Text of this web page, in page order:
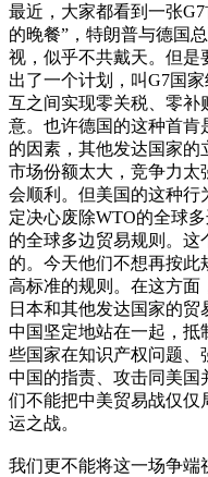
最近，大家都看到一张
的晚餐”，特朗普与德国
视，似乎不共戴天。但是
出了一个计划，叫G7国
互之间实现零关税、零补
意。也许德国的这种首肯
的因素，其他发达国家的
市场份额太大，竞争力太
会顺利。但美国的这种行
定决心废除WTO的全球
的全球多边贸易规则。
的。今天他们不想再按此
高标准的规则。在这方面
日本和其他发达国家的
中国坚定地站在一起，抵
些国家在知识产权问题、
中国的指责、攻击同美国
们不能把中美贸易战仅仅
运之战。
我们更不能将这一场争端